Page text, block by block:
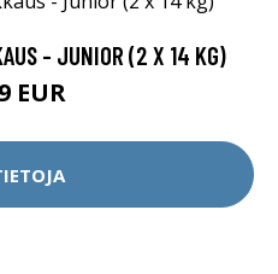
- JUNIOR (2 X 14 KG)
EUR